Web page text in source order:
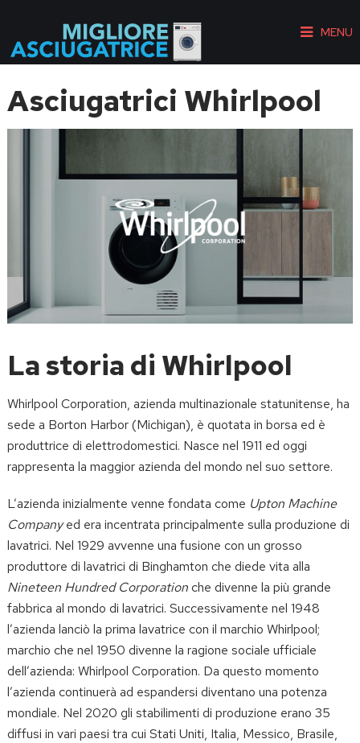
MENU
Asciugatrici Whirlpool
La storia di Whirlpool
Whirlpool Corporation, azienda multinazionale statunitense, ha
sede a Borton Harbor (Michigan), è quotata in borsa ed è
produttrice di elettrodomestici. Nasce nel 1911 ed oggi
rappresenta la maggior azienda del mondo nel suo settore.
L’azienda inizialmente venne fondata come Upton Machine
Companyed era incentrata principalmente sulla produzione di
lavatrici. Nel 1929 avvenne una fusione con un grosso
produttore di lavatrici di Binghamton che diede vita alla
Nineteen Hundred Corporationche divenne la più grande
fabbrica al mondo di lavatrici. Successivamente nel 1948
l’azienda lanciò la prima lavatrice con il marchio Whirlpool;
marchio che nel 1950 divenne la ragione sociale ufficiale
dell’azienda: Whirlpool Corporation. Da questo momento
l’azienda continuerà ad espandersi diventano una potenza
mondiale. Nel 2020 gli stabilimenti di produzione erano 35
diffusi in vari paesi tra cui Stati Uniti, Italia, Messico, Brasile,